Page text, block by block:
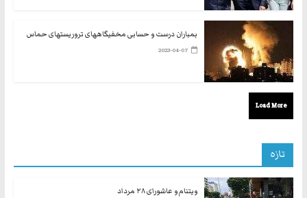
بمباران درست و حسابی مخفیگاههای تروریستهای حماس
2023-04-07
Load More
تازه
ویتنام و عاشورای ۲۸ مرداد